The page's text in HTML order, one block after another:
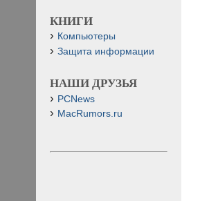
КНИГИ
Компьютеры
Защита информации
НАШИ ДРУЗЬЯ
PCNews
MacRumors.ru